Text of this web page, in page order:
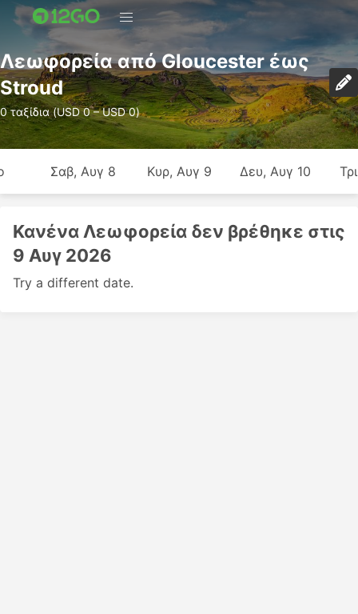
Λεωφορεία από Gloucester έως
Stroud
0 ταξίδια (USD 0 – USD 0)
Σαβ, Αυγ 8 Κυρ, Αυγ 9 Δευ, Αυγ 10
Κανένα Λεωφορεία δεν βρέθηκε στις
9 Αυγ 2026
Try a different date.